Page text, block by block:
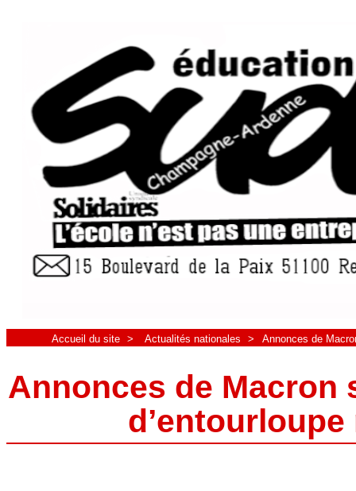
Accueil du site > Actualités nationales > Annonces de
Annonces de Macron